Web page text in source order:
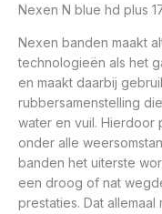
Nexen N blue hd plus
Nexen banden maakt
technologieën als het
en maakt daarbij
rubbersamenstelling
water en vuil. Hierdoor
onder alle
banden het uiterste
een droog of nat
prestaties. Dat